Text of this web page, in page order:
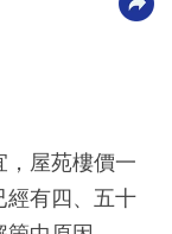
，屋苑樓價一
經有四、五十